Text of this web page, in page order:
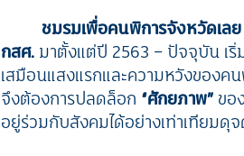
ชมรมเพื่อคนพิการจังหวัดเลย
กสศ. มาตั้งแต่ปี 2563 – ปัจจุบัน เริ่
เสมือนแสงแรกและความหวังของค
จึงต้องการปลดล็อก “ศักยภาพ” ขอ
อยู่ร่วมกับสังคมได้อย่างเท่าเทียมดุ